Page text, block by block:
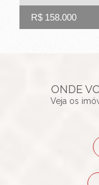
R$ 158.000
ONDE
Veja os